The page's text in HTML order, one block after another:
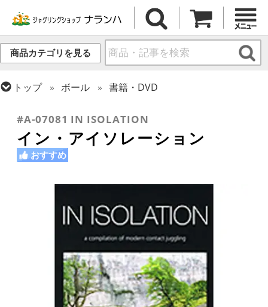
商品カテゴリを見る
トップ ボール
書籍・DVD
#A-07081 IN ISOLATION
イン・アイソレーション
おすすめ